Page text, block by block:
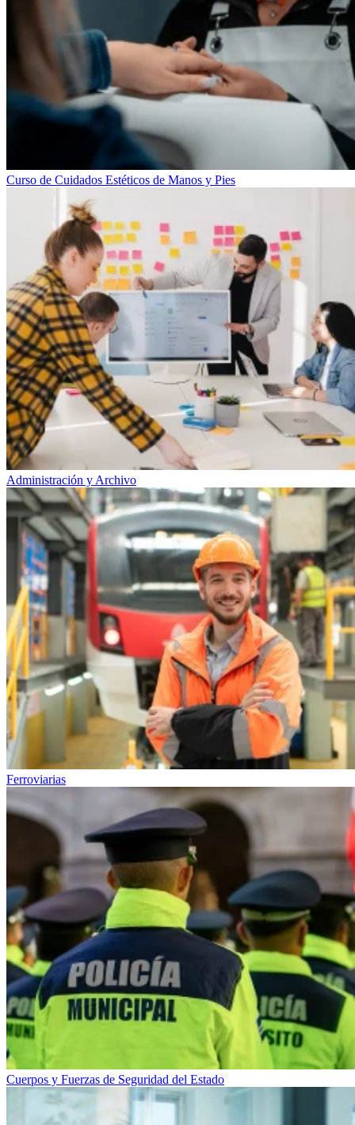
Curso de Cuidados Estéticos de Manos y Pies
Administración y Archivo
Ferroviarias
Cuerpos y Fuerzas de Seguridad del Estado